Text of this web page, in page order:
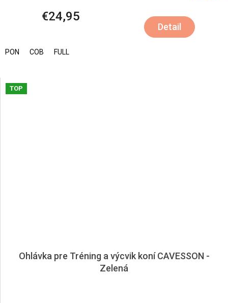
€24,95
Detail
PON COB FULL
TOP
Ohlávka pre Tréning a výcvik koní CAVESSON -
Zelená